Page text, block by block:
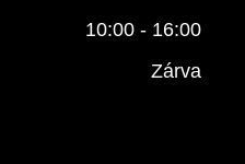
10:00 - 16:00
Zárva